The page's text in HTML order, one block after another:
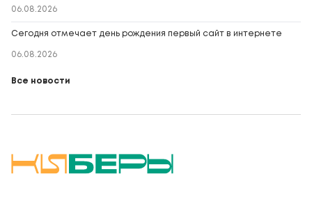
06.08.2026
Сегодня отмечает день рождения первый сайт в интернете
06.08.2026
Все новости